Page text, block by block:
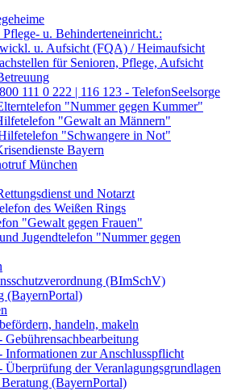
Pflege- u. Behinderteneinricht.:
u. Aufsicht (FQA) / Heimaufsicht
für Senioren, Pflege, Aufsicht
111 0 222 | 116 123 - TelefonSeelsorge
"Nummer gegen Kummer"
"Gewalt an Männern"
"Schwangere in Not"
Bayern
München
und Notarzt
des Weißen Rings
"Gewalt gegen Frauen"
Jugendtelefon "Nummer gegen
(BImSchV)
(BayernPortal)
handeln, makeln
Informationen zur Anschlusspflicht
der Veranlagungsgrundlagen
(BayernPortal)